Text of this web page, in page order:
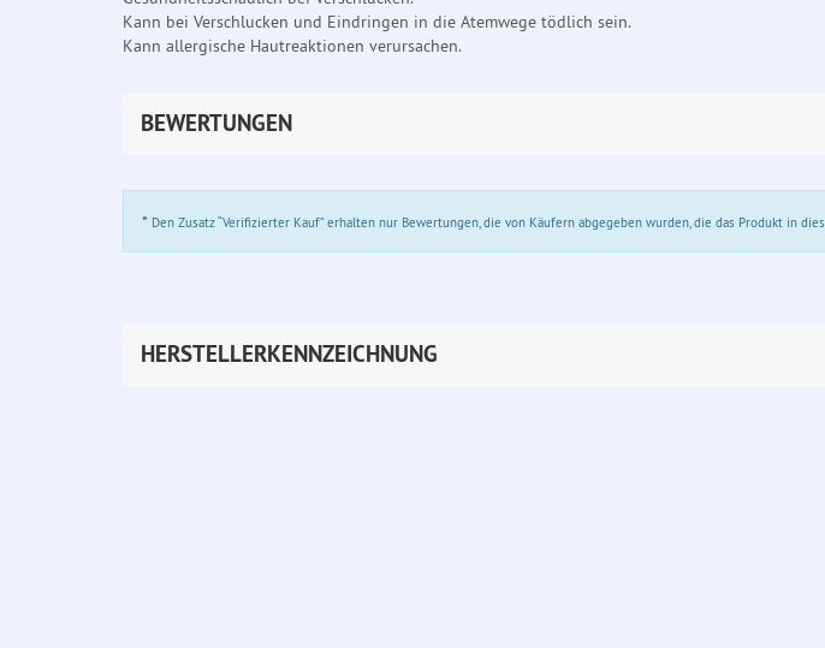
Kann bei Verschlucken und Eindringen in die Atemwege tödlich sein.
Kann allergische Hautreaktionen verursachen.
BEWERTUNGEN
* Den Zusatz “Verifizierter Kauf” erhalten nur Bewertungen, die von Käufern abgegeben wurden, die das Produkt in
HERSTELLERKENNZEICHNUNG